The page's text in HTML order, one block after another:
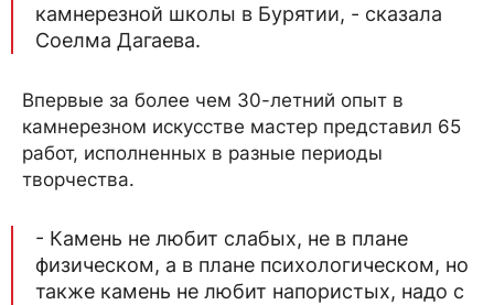
камнерезной школы в Бурятии, - сказала
Соелма Дагаева.
Впервые за более чем 30-летний опыт в
камнерезном искусстве мастер представил 65
работ, исполненных в разные периоды
творчества.
- Камень не любит слабых, не в плане
физическом, а в плане психологическом, но
также камень не любит напористых, надо с